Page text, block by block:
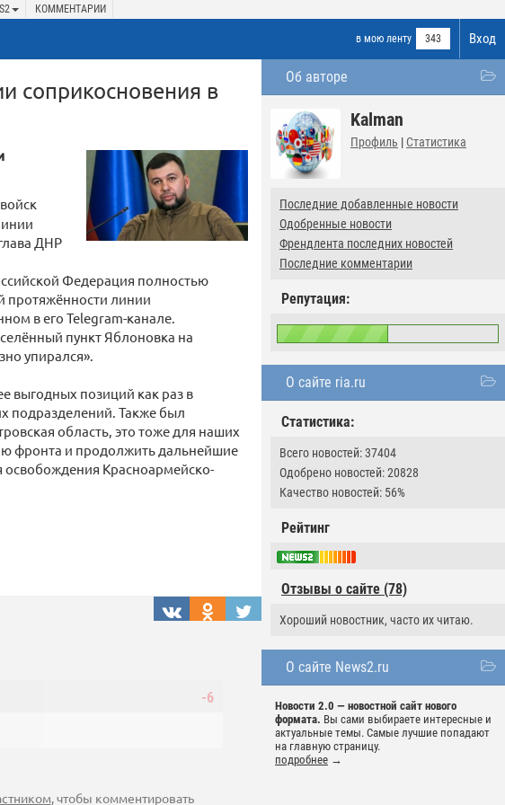
КОММЕНТАРИИ
Вход
в мою ленту 343
Об авторе
Kalman
Профиль | Статистика
Последние добавленные новости
Одобренные новости
Френдлента последних новостей
Последние комментарии
Репутация:
О сайте ria.ru
Статистика:
Всего новостей: 37404
Одобрено новостей: 20828
Качество новостей: 56%
Рейтинг
Отзывы о сайте (78)
Хороший новостник, часто их читаю.
О сайте News2.ru
Новости 2.0 — новостной сайт нового
формата. Вы сами выбираете интересные и
актуальные темы. Самые лучшие попадают
на главную страницу.
подробнее →
соприкосновения в
ДНР
Федерация полностью
протяжённости линии
в его Telegram-канале.
пункт Яблоновка на
упирался».
выгодных позиций как раз в
подразделений. Также был
область, это тоже для наших
фронта и продолжить дальнейшие
освобождения Красноармейско-
-6
, чтобы комментировать